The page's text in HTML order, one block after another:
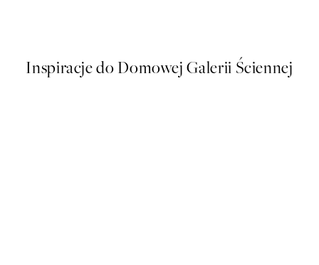
Inspiracje do Domowej Galerii Ściennej